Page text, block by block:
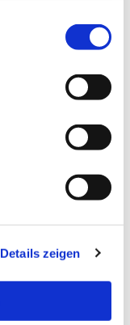
Details zeigen